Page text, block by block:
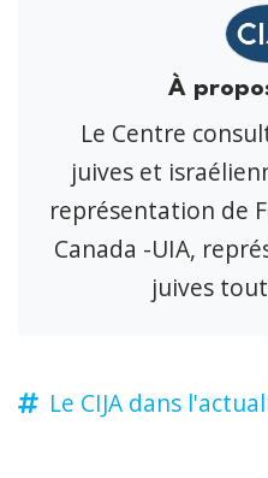
À
Le Centre
juives et
représentation de
Canada -UIA,
juives
Le CIJA dans